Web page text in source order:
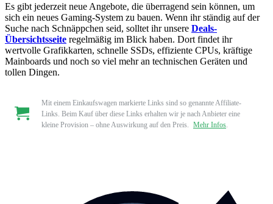
Es gibt jederzeit neue Angebote, die überragend sein können, um
sich ein neues Gaming-System zu bauen. Wenn ihr ständig auf der
Suche nach Schnäppchen seid, solltet ihr unsere Deals-
Übersichtsseite regelmäßig im Blick haben. Dort findet ihr
wertvolle Grafikkarten, schnelle SSDs, effiziente CPUs, kräftige
Mainboards und noch so viel mehr an technischen Geräten und
tollen Dingen.
Mit einem Einkaufswagen markierte Links sind so genannte Affiliate-
Links. Beim Kauf über diese Links erhalten wir je nach Anbieter eine
kleine Provision – ohne Auswirkung auf den Preis.
Mehr Infos